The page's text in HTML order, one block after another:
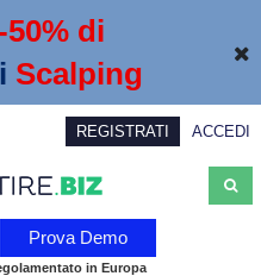
-50% di
Scalping
REGISTRATI ACCEDI
Prova Demo
in Europa